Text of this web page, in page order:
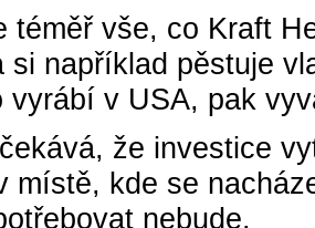
téměř vše, co Kraft
si například pěstuje
vyrábí v USA, pak
že investice
místě, kde se
nebude.